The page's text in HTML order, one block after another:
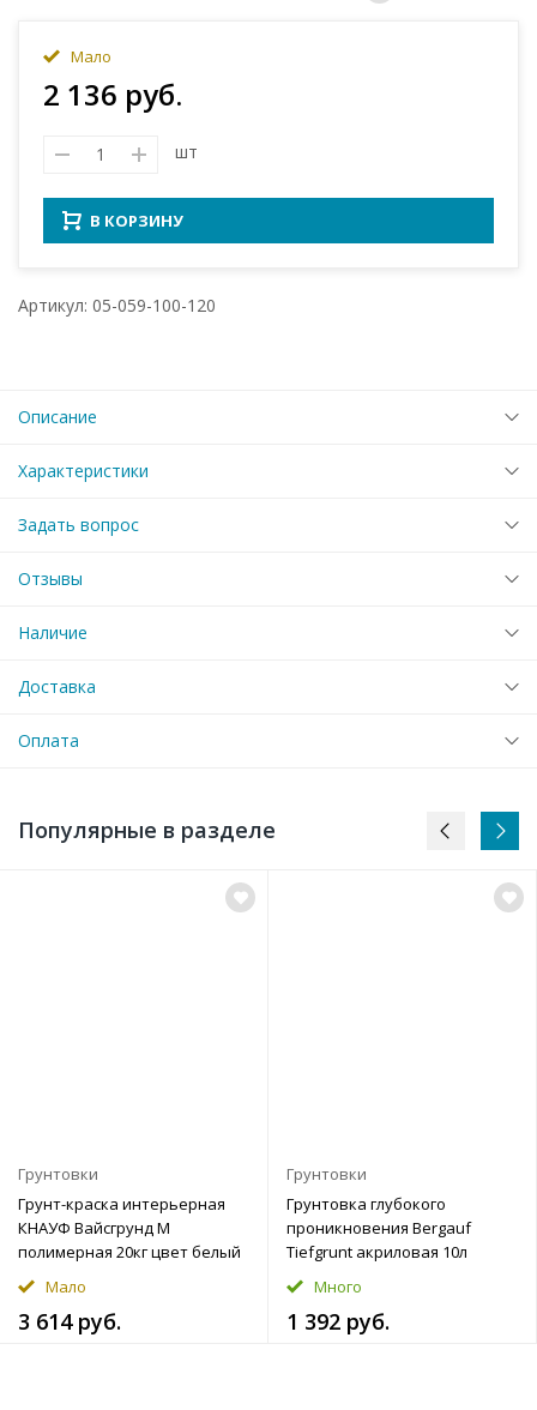
Мало
2 136 руб.
шт
В КОРЗИНУ
Артикул: 05-059-100-120
Описание
Характеристики
Задать вопрос
Отзывы
Наличие
Доставка
Оплата
Популярные в разделе
Грунтовки
Грунт-краска интерьерная
КНАУФ Вайсгрунд М
полимерная 20кг цвет белый
Мало
3 614 руб.
Грунтовки
Грунтовка глубокого
проникновения Bergauf
Tiefgrunt акриловая 10л
Много
1 392 руб.